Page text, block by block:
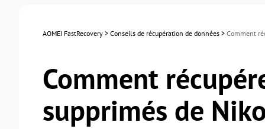
AOMEI FastRecovery > Conseils de récupération de données > Comment
Comment
supprimés de